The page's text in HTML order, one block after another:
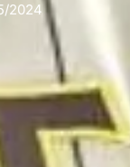
2024